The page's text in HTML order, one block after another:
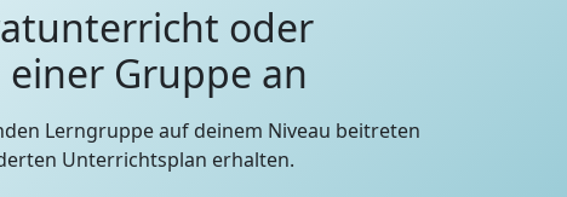
oder
Gruppe an
Lerngruppe auf deinem Niveau beitreten
Unterrichtsplan erhalten.